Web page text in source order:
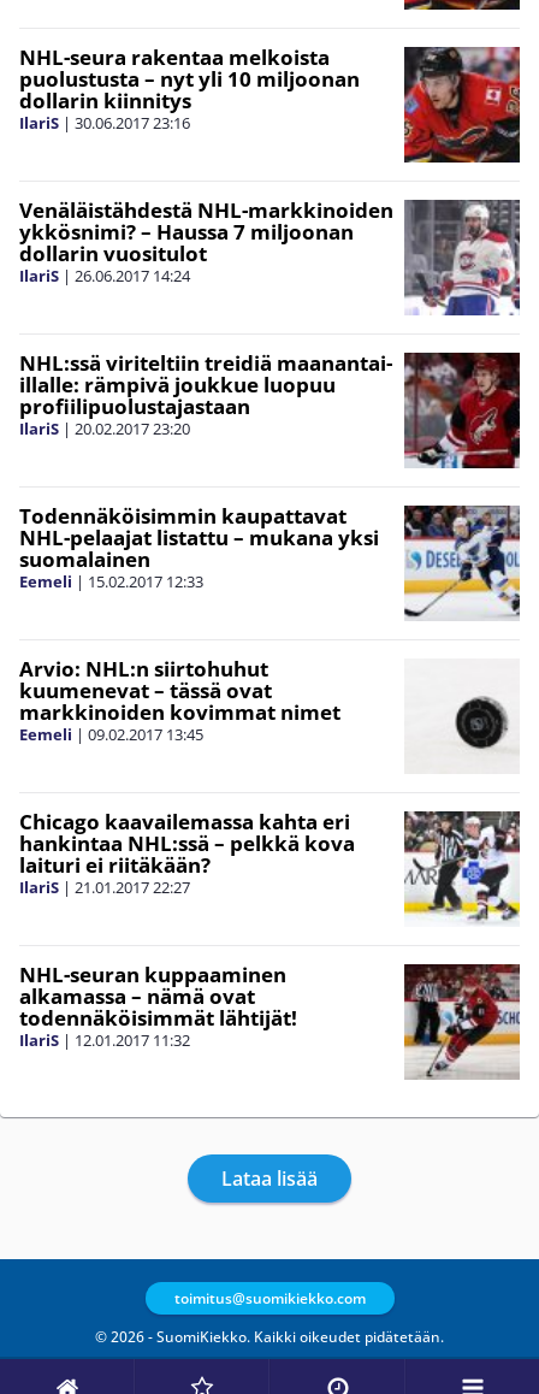
NHL-seura rakentaa melkoista
puolustusta – nyt yli 10 miljoonan
dollarin kiinnitys
IlariS | 30.06.201723:16
Venäläistähdestä NHL-markkinoiden
ykkösnimi? – Haussa 7 miljoonan
dollarin vuositulot
IlariS | 26.06.2017 14:24
NHL:ssä viriteltiin treidiä maanantai-
illalle: rämpivä joukkue luopuu
profiilipuolustajastaan
IlariS | 20.02.201723:20
Todennäköisimmin kaupattavat
NHL-pelaajat listattu – mukana yksi
suomalainen
Eemeli | 15.02.2017 12:33
Arvio: NHL:n siirtohuhut
kuumenevat – tässä ovat
markkinoiden kovimmat nimet
Eemeli | 09.02.2017 13:45
Chicago kaavailemassa kahta eri
hankintaa NHL:ssä – pelkkä kova
laituri ei riitäkään?
IlariS | 21.01.201722:27
NHL-seuran kuppaaminen
alkamassa – nämä ovat
todennäköisimmät lähtijät!
IlariS | 12.01.2017 11:32
Lataa lisää
© 2026 - SuomiKiekko. Kaikki oikeudet pidätetään.
toimitus@suomikiekko.com